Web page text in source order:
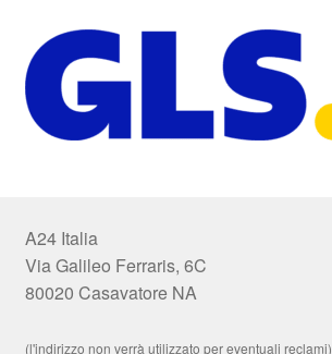
A24 Italia
Via Galileo Ferraris, 6C
80020 Casavatore NA
(l'indirizzo non verrà utilizzato per eventuali reclami)